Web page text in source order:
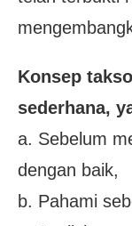
Konsep
sederhana,
a. Sebelum
dengan baik,
b. Pahami